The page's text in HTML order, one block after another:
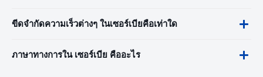
ขีดจำกัดความเร็วต่างๆ ในเซอร์เบียคือเท่าใด
ภาษาทางการใน เซอร์เบีย คืออะไร